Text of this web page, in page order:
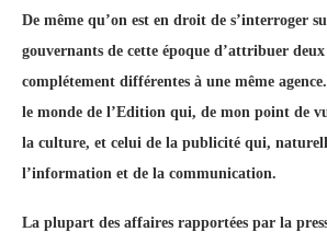
De même qu’on est en droit de s’interroger
gouvernants de cette époque d’attribuer deux
complétement différentes à une même
le monde de l’Edition qui, de mon point de
la culture, et celui de la publicité qui,
l’information et de la communication.
La plupart des affaires rapportées par la